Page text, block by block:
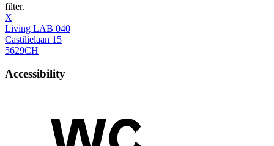
filter.
X
Living LAB 040
Castilielaan 15
5629CH
Accessibility